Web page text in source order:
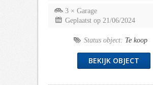
3 × Garage
Geplaatst op 21/06/2024
Status object: Te koop
BEKIJK OBJECT